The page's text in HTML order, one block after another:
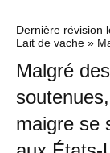
Dernière révision
Lait de vache »
Malgré
maigre se